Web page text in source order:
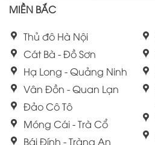
MIỀN BẮC
Thủ đô Hà Nội
Cát Bà - Đồ Sơn
Hạ Long - Quảng Ninh
Vân Đồn - Quan Lạn
Đảo Cô Tô
Móng Cái - Trà Cổ
Bái Đính - Tràng An